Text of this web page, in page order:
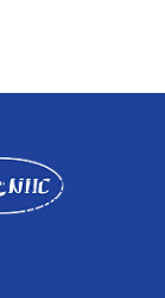
אומגה
קיבוץ